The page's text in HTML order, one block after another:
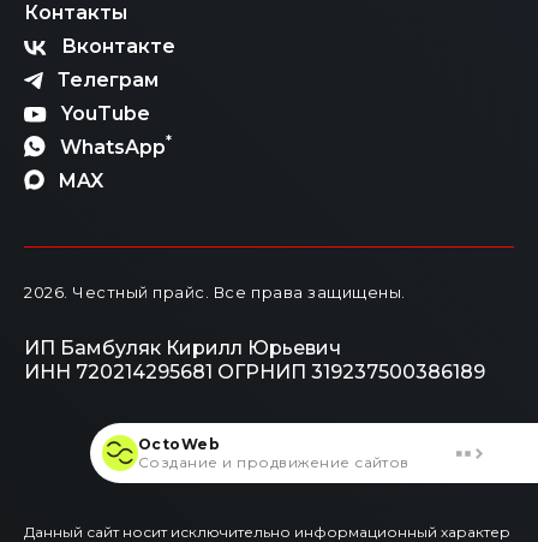
Контакты
Вконтакте
Телеграм
YouTube
WhatsApp*
MAX
2026 . Честный прайс. Все права защищены.
ИП Бамбуляк Кирилл Юрьевич
ИНН 720214295681 ОГРНИП 319237500386189
Данный сайт носит исключительно информационный характер
OctoWeb
Создание и продвижение сайтов